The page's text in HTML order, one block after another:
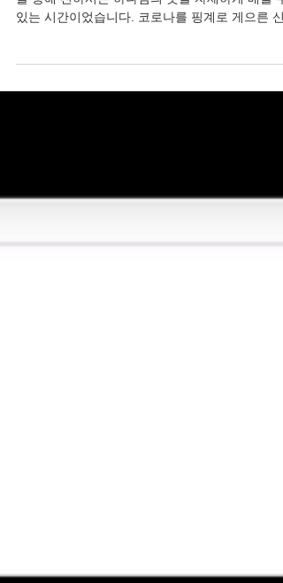
“많이 어려웠지만 말씀의 배경과 의미, 그리고 말
서 어떤 것을 바라보고 나아가야 할지 다시 한번...